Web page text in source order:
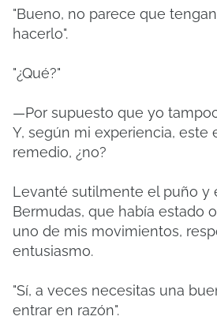
"Bueno, no parece que
hacerlo".
"¿Qué?"
—Por supuesto que yo
Y, según mi experiencia, este
remedio, ¿no?
Levanté sutilmente el puño y
Bermudas, que había estado
uno de mis movimientos,
entusiasmo.
"Sí, a veces necesitas una
entrar en razón".